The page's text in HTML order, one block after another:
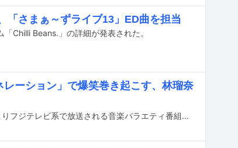
さまぁ～ずライブ13」ED曲を担当
Chilli Beans.」の詳細が発表された。
ーション」で爆笑巻き起こす、林瑠奈
乃木坂46の林瑠奈と弓木奈於が5月5日（木）19:00よりフジテレビ系で放送される音楽バラエティ番組「これが定番！世代別ベストソング ミュージックジェネレーション」に出演する。